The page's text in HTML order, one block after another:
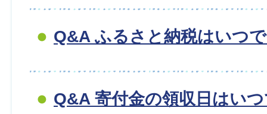
Q&A ふるさと納税はいつ
Q&A 寄付金の領収日はい